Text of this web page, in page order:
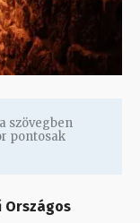
szövegben
pontosak
Országos